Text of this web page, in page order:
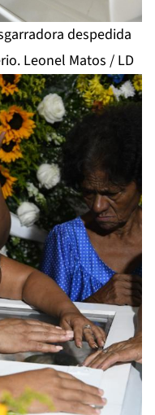
despedida
Leonel Matos / LD